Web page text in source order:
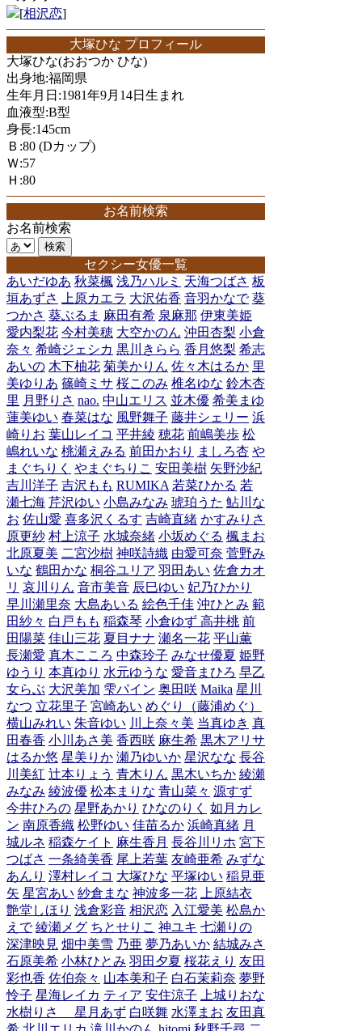
[相沢恋]
大塚ひな プロフィール
大塚ひな(おおつか ひな)
出身地:福岡県
生年月日:1981年9月14日生まれ
血液型:B型
身長:145cm
Ｂ:80 (Dカップ)
Ｗ:57
Ｈ:80
お名前検索
お名前検索
セクシー女優一覧
あいだゆあ 秋菜楓 浅乃ハルミ 天海つばさ 板
垣あずさ
上原カエラ 大沢佑香 音羽かなで 葵
つかさ 葵ぶるま 麻田有希 泉麻那 伊東美姫
愛内梨花 今村美穂 大空かのん 沖田杏梨 小倉
奈々 希崎ジェシカ 黒川きらら 香月悠梨 希志
あいの 木下柚花 菊美かりん 佐々木はるか 里
美ゆりあ 篠崎ミサ 桜このみ 椎名ゆな 鈴木杏
里 月野りさ nao. 中山エリス 並木優 希美まゆ
蓮美ゆい 春菜はな 風野舞子 藤井シェリー 浜
崎りお 葉山レイコ 平井綾 穂花 前嶋美歩 松
嶋れいな 桃瀬えみる 前田かおり ましろ杏 や
まぐちりく やまぐちりこ 安田美樹 矢野沙紀
吉川洋子 吉沢もも RUMIKA 若菜ひかる 若
瀬七海 芹沢ゆい 小島みなみ 琥珀うた 鮎川な
お 佐山愛 喜多沢くるす 吉崎直緒 かすみりさ
原更紗 村上涼子 水城奈緒 小坂めぐる 楓まお
北原夏美 二宮沙樹 神咲詩織 由愛可奈 菅野み
いな 鶴田かな 桐谷ユリア 羽田あい 佐倉カオ
リ 哀川りん 音市美音 辰巳ゆい 妃乃ひかり
早川瀬里奈 大島あいる 絵色千佳 沖ひとみ 範
田紗々 白戸もも 稲森琴 小倉ゆず 高井桃 前
田陽菜 佳山三花 夏目ナナ 瀬名一花 平山薫
長瀬愛 真木こころ 中森玲子 みなせ優夏 姫野
ゆうり 本真ゆり 水元ゆうな 愛音まひろ 早乙
女らぶ 大沢美加 雫パイン 奥田咲 Maika 星川
なつ 立花里子 宮崎あい めぐり（藤浦めぐ）
横山みれい 朱音ゆい 川上奈々美 当真ゆき 真
田春香 小川あさ美 香西咲 麻生希 黒木アリサ
はるか悠 星美りか 瀬乃ゆいか 星沢なな 長谷
川美紅 辻本りょう 青木りん 黒木いちか 綾瀬
みなみ 綾波優 松本まりな 青山菜々 源すず
今井ひろの 星野あかり ひなのりく 如月カレ
ン 南原香織 松野ゆい 佳苗るか 浜崎真緒 月
城ルネ 稲森ケイト 麻生香月 長谷川リホ 宮下
つばさ 一条綺美香 尾上若葉 友崎亜希 みずな
あんり 澤村レイコ 大塚ひな 平塚ゆい 稲見亜
矢 星宮あい 紗倉まな 神波多一花
上原結衣
艶堂しほり 浅倉彩音 相沢恋 入江愛美 松島か
えで 綾瀬メグ ちとせりこ 神ユキ 七瀬りの
深津映見 畑中美雪 乃亜 夢乃あいか 結城みさ
石原美希 小林ひとみ 羽田夕夏 桜花えり 友田
彩也香 佐伯奈々 山本美和子 白石茉莉奈 夢野
怜子 星海レイカ ティア 安住涼子
上城りおな
水樹りさ 星月あず 白咲舞 水澤まお 友田真